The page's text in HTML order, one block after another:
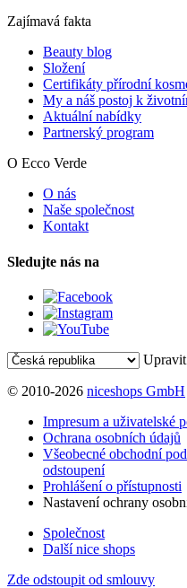
Zajímavá fakta
Beauty blog
Složení
Certifikáty přírodní
My a náš postoj k
Aktuální nabídky
Partnerský program
O Ecco Verde
O nás
Naše společnost
Kontakt
Sledujte nás na
© 2010-2026 niceshops GmbH
Impresum a uživatelské
Ochrana osobních údajů
Všeobecné obchodní
odstoupení
Prohlášení o přístupnosti
Nastavení ochrany
Společnost
Další nice shops
Zde odstoupit od smlouvy